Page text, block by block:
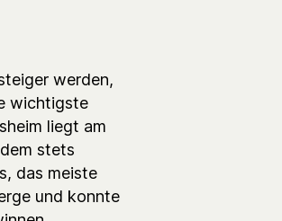
werden,
wichtigste
liegt am
stets
das meiste
und konnte